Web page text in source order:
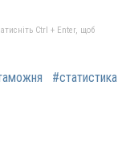
Ctrl + Enter, щоб
#статистика